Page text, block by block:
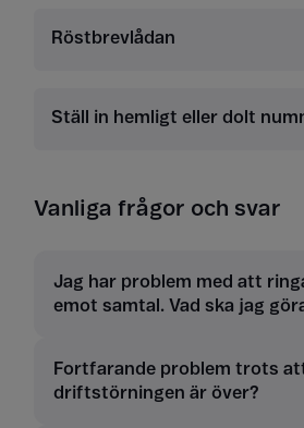
Röstbrevlådan
Ställ in hemligt eller dolt
Vanliga frågor och svar
Jag har problem med att
emot samtal. Vad ska jag
Fortfarande problem trots
driftstörningen är över?